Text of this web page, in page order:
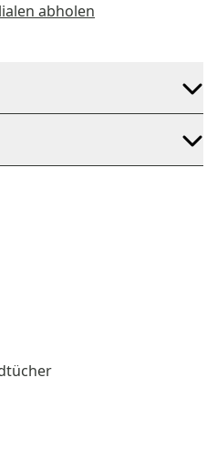
abholen